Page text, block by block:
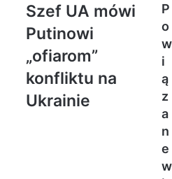
Szef UA mówi
Putinowi
„ofiarom”
konfliktu na
Ukrainie
P
o
w
i
ą
z
a
n
e
w